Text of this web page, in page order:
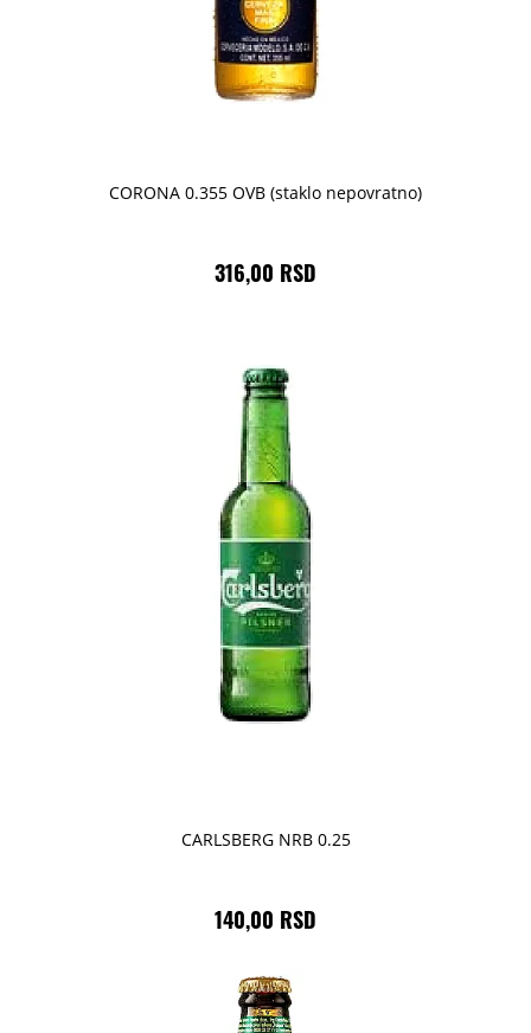
CORONA 0.355 OVB (staklo nepovratno)
316,00 RSD
CARLSBERG NRB 0.25
140,00 RSD